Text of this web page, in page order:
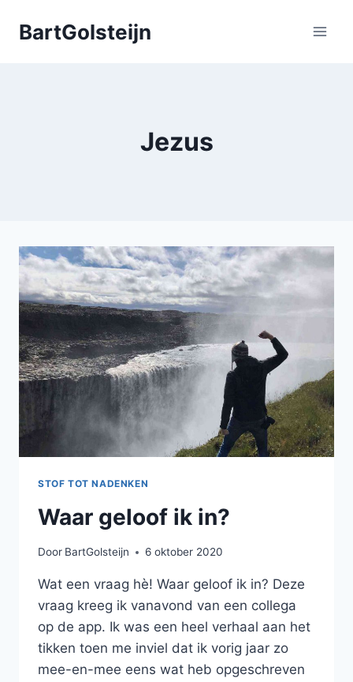
naarBartGolsteijn
Jezus
STOF TOT NADENKEN
Waar geloof ik in?
Door BartGolsteijn 6 oktober 2020
Wat een vraag hè! Waar geloof ik in? Deze
vraag kreeg ik vanavond van een collega
op de app. Ik was een heel verhaal aan het
tikken toen me inviel dat ik vorig jaar zo
mee-en-mee eens wat heb opgeschreven